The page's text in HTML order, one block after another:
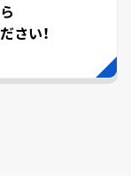
さい！